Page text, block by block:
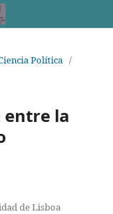
Política /
entre la
de Lisboa